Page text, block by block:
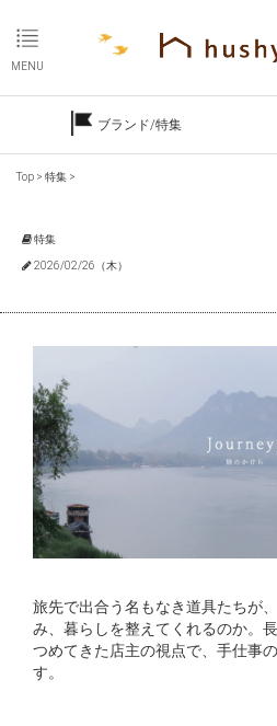
MENU
ブランド/特集
Top > 特集 >
特集
2026/02/26（木）
旅先で出合う名もなき道具たちが
み、暮らしを整えてくれるのか。
つめてきた店主の視点で、手仕事
す。